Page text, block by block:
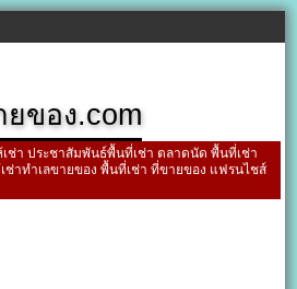
ยของ.com
ช่า ประชาสัมพันธ์พื้นที่เช่า ตลาดนัด พื้นที่เช่า
าทำเลขายของ พื้นที่เช่า ที่ขายของ แฟรนไชส์